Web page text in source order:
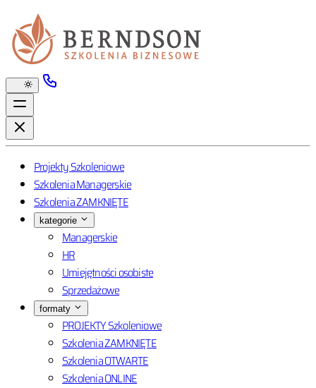
Projekty Szkoleniowe
Szkolenia Managerskie
Szkolenia ZAMKNIĘTE
kategorie
Managerskie
HR
Umiejętności osobiste
Sprzedażowe
formaty
PROJEKTY Szkoleniowe
Szkolenia ZAMKNIĘTE
Szkolenia OTWARTE
Szkolenia ONLINE